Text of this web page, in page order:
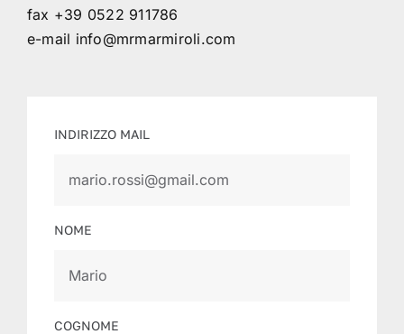
fax +39 0522 911786
e-mail info@mrmarmiroli.com
INDIRIZZO MAIL
NOME
COGNOME